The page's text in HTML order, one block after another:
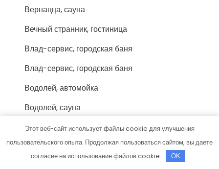
Вернацца, сауна
Вечный странник, гостиница
Влад-сервис, городская баня
Влад-сервис, городская баня
Водолей, автомойка
Водолей, сауна
Восторг, банный комплекс
Востряковская баня
Этот веб-сайт использует файлы cookie для улучшения
пользовательского опыта. Продолжая пользоваться сайтом, вы даете
согласие на использование файлов cookie.
OK